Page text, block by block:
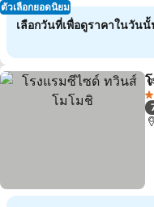
ตัวเลือกยอดนิยม
เลือกวันที่เพื่อดูราคาในวันนั้
3